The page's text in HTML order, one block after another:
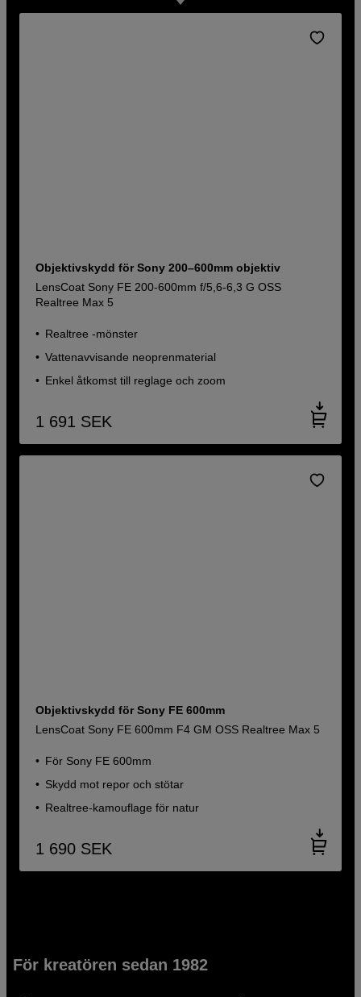
Objektivskydd för Sony 200–600mm objektiv
LensCoat Sony FE 200-600mm f/5,6-6,3 G OSS
Realtree Max 5
Realtree -mönster
Vattenavvisande neoprenmaterial
Enkel åtkomst till reglage och zoom
1 691 SEK
Objektivskydd för Sony FE 600mm
LensCoat Sony FE 600mm F4 GM OSS Realtree Max 5
För Sony FE 600mm
Skydd mot repor och stötar
Realtree-kamouflage för natur
1 690 SEK
För kreatören sedan 1982